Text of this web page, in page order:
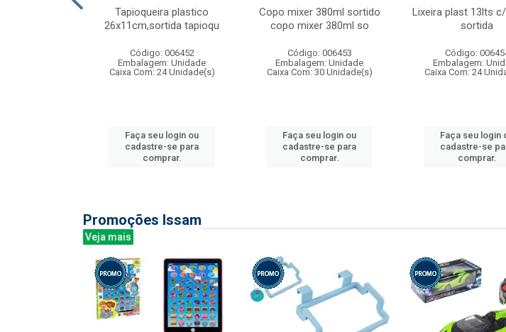
Tapioqueira plastico
26x11cm,sortida tapioqu
Código: 006452
Embalagem: Unidade
Caixa Com: 24 Unidade(s)
Faça seu login ou
cadastre-se para
comprar.
Copo mixer 380ml sortido
copo mixer 380ml so
Código: 006453
Embalagem: Unidade
Caixa Com: 30 Unidade(s)
Faça seu login ou
cadastre-se para
comprar.
Lixeira plast 13lts
sortida
Código:
Embalagem:
Caixa Com: 24
Faça seu login
cadastre-se
comprar.
Promoções Issam
Veja mais